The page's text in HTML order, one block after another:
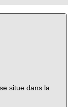
situe dans la